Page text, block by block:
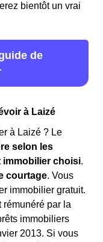
bientôt un vrai
de
à Laizé
à Laizé ? Le
selon les
immobilier choisi.
courtage. Vous
immobilier gratuit.
rémunéré par la
immobiliers
2013. Si vous